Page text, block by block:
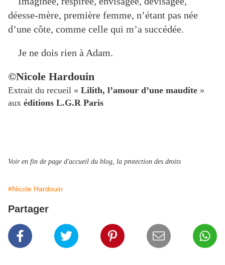
déesse-mère, première femme, n’étant pas née
d’une côte, comme celle qui m’a succédée.
Je ne dois rien à Adam.
©Nicole Hardouin
Extrait du recueil « Lilith, l’amour d’une maudite »
aux éditions L.G.R Paris
Voir en fin de page d'accueil du blog, la protection des droits
#Nicole Hardouin
Partager